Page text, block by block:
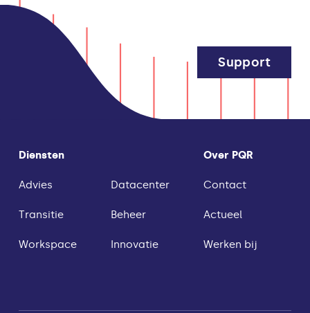
Diensten
Advies
Transitie
Workspace
Datacenter
Beheer
Innovatie
Over PQR
Contact
Actueel
Werken bij
Support